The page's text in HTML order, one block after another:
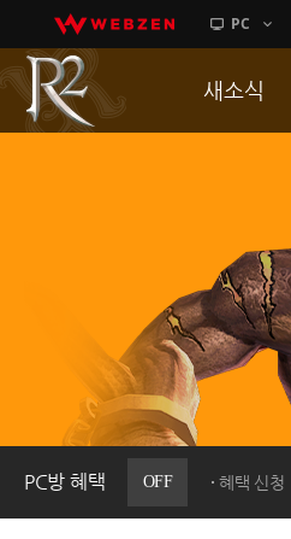
PC
PC방 혜택 OFF 혜택 신청
새소식
이벤트
히스토리
PC방으로간다